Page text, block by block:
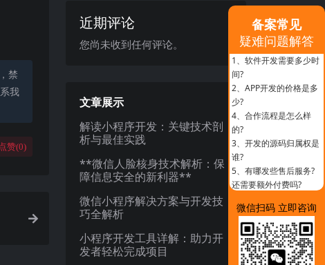
禁
我
赞(0)
近期评论
您尚未收到任何评论。
文章展示
解读小程序开发：关键技术剖
析与最佳实践
**微信人脸核身技术解析：保
障信息安全的新利器**
微信小程序解决方案与开发技
巧全解析
小程序开发工具详解：助力开
发者轻松完成项目
备案常见
疑难问题解答
1、 软件开发需要多少时
间?
2、 APP开发的价格是多
少?
4、 合作流程是怎么样
的?
3、 开发的源码归属权是
谁?
5、 有哪发些售后服务?
还需要额外付费吗?
微信扫码 立即咨询